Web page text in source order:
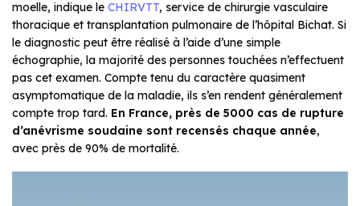
moelle, indique le CHIRVTT, service de chirurgie vasculaire
thoracique et transplantation pulmonaire de l’hôpital Bichat. Si
le diagnostic peut être réalisé à l’aide d’une simple
échographie, la majorité des personnes touchées n’effectuent
pas cet examen. Compte tenu du caractère quasiment
asymptomatique de la maladie, ils s’en rendent généralement
compte trop tard. En France, près de 5000 cas de rupture
d’anévrisme soudaine sont recensés chaque année,
avec près de 90% de mortalité.